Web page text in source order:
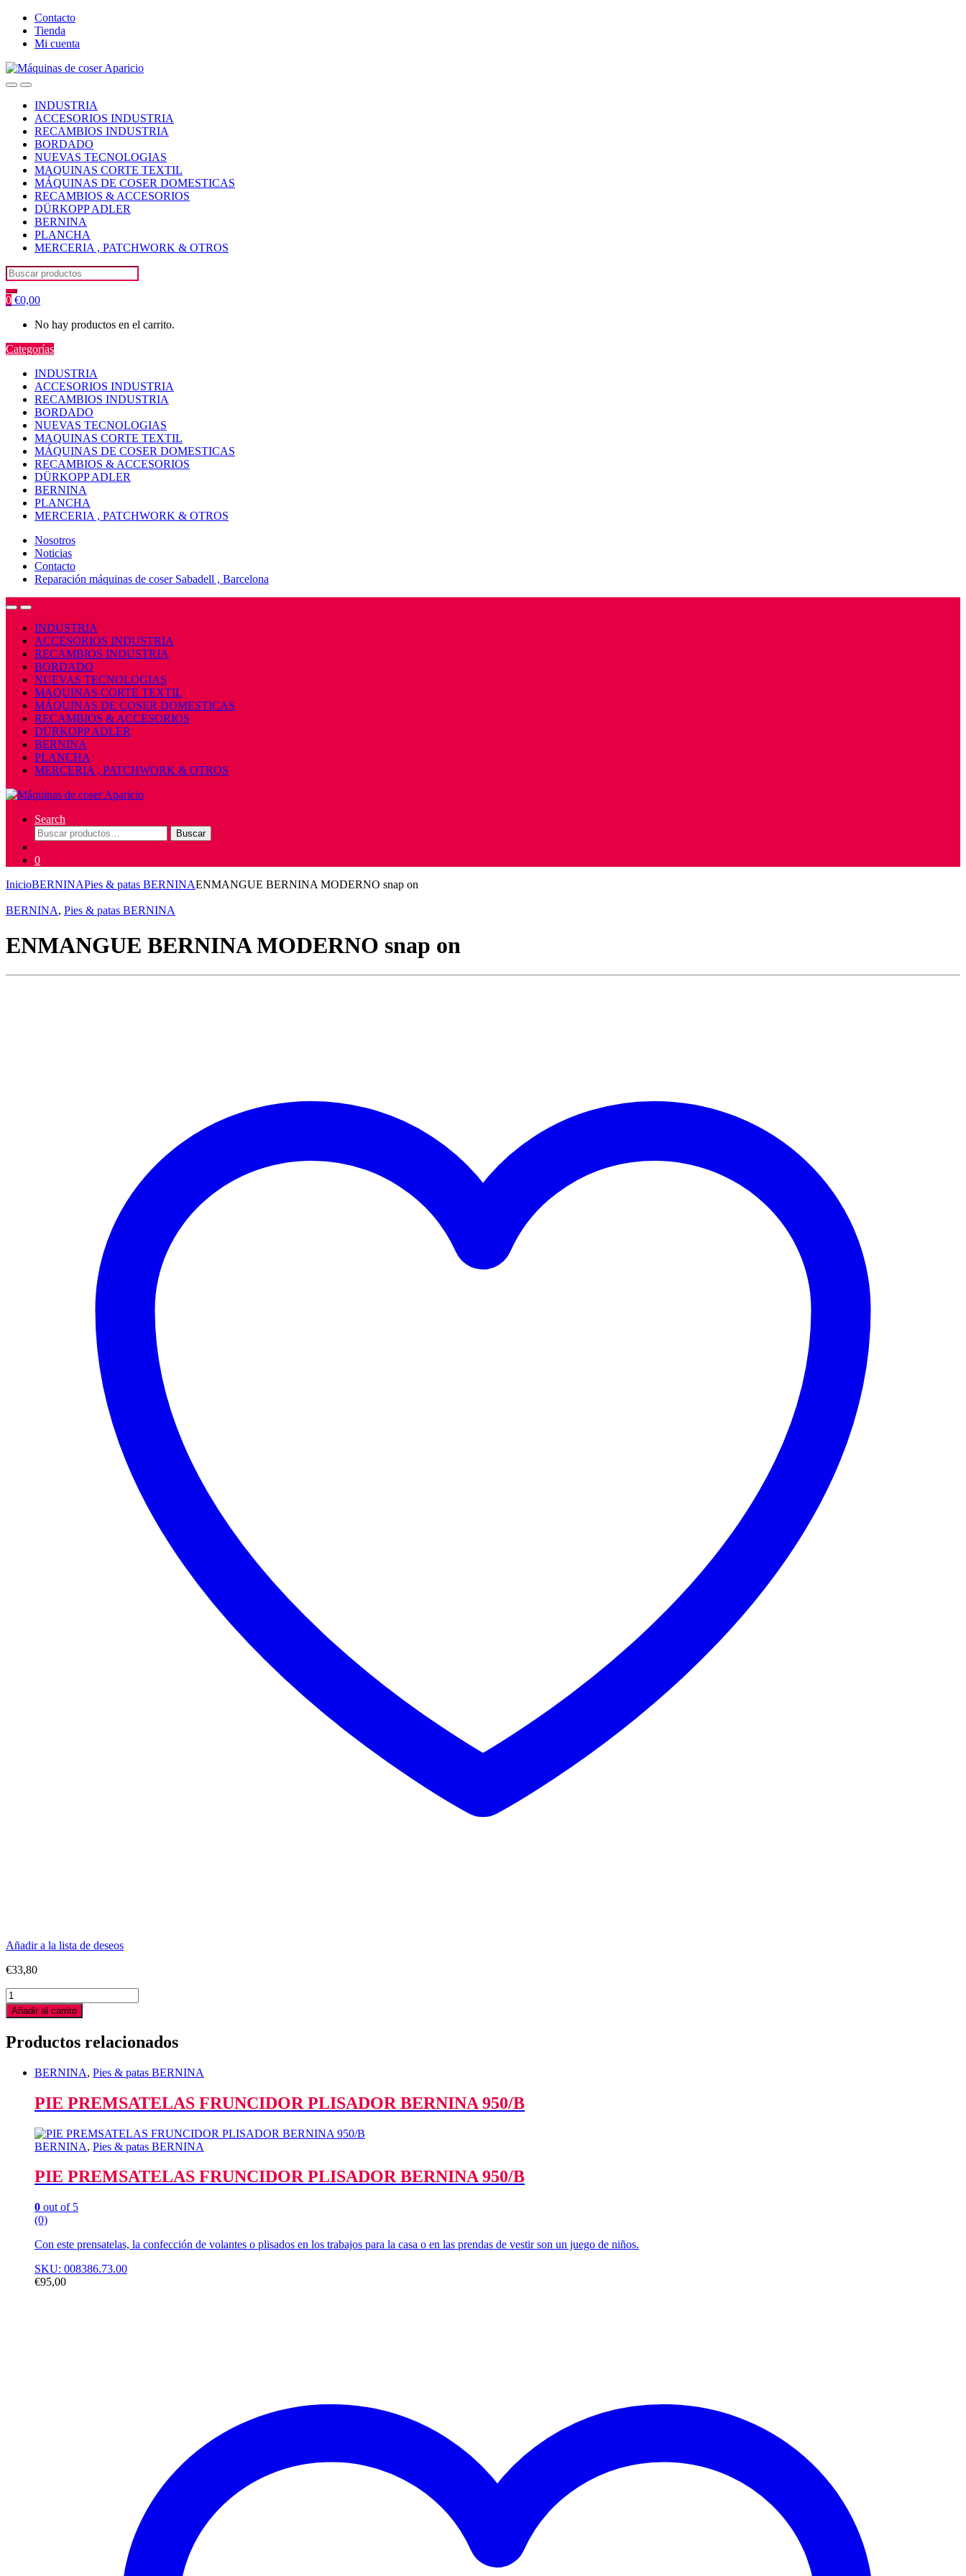
Skip
navigation
Skip
content
Contacto
Tienda
Mi cuenta
OpenClose
INDUSTRIA
ACCESORIOS INDUSTRIA
RECAMBIOS INDUSTRIA
BORDADO
NUEVAS TECNOLOGIAS
MAQUINAS CORTE TEXTIL
MÁQUINAS DE COSER DOMESTICAS
RECAMBIOS & ACCESORIOS
DÜRKOPP ADLER
BERNINA
PLANCHA
MERCERIA , PATCHWORK & OTROS
Search
for:
0 €0,00
No hay productos en el carrito.
Categorías
INDUSTRIA
ACCESORIOS INDUSTRIA
RECAMBIOS INDUSTRIA
BORDADO
NUEVAS TECNOLOGIAS
MAQUINAS CORTE TEXTIL
MÁQUINAS DE COSER DOMESTICAS
RECAMBIOS & ACCESORIOS
DÜRKOPP ADLER
BERNINA
PLANCHA
MERCERIA , PATCHWORK & OTROS
Nosotros
Noticias
Contacto
Reparación máquinas de coser Sabadell , Barcelona
OpenClose
INDUSTRIA
ACCESORIOS INDUSTRIA
RECAMBIOS INDUSTRIA
BORDADO
NUEVAS TECNOLOGIAS
MAQUINAS CORTE TEXTIL
MÁQUINAS DE COSER DOMESTICAS
RECAMBIOS & ACCESORIOS
DÜRKOPP ADLER
BERNINA
PLANCHA
MERCERIA , PATCHWORK & OTROS
Search
Buscar
por:
Buscar
0
InicioBERNINAPies & patas BERNINAENMANGUE BERNINA MODERNO snap on
BERNINA, Pies & patas BERNINA
ENMANGUE BERNINA MODERNO snap on
Añadir a la lista de deseos
€33,80
ENMANGUE
BERNINA
MODERNO
on
Añadir al carrito
Productos relacionados
BERNINA, Pies & patas BERNINA
PIE PREMSATELAS FRUNCIDOR PLISADOR BERNINA 950/B
BERNINA, Pies & patas BERNINA
PIE PREMSATELAS FRUNCIDOR PLISADOR BERNINA 950/B
0 out of 5
(0)
Con este prensatelas, la confección de volantes o plisados en los trabajos para la casa o en las prendas de vestir son un juego de niños.
SKU: 008386.73.00
€95,00